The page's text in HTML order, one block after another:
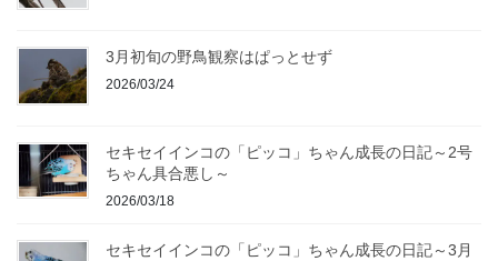
3月初旬の野鳥観察はぱっとせず
2026/03/24
セキセイインコの「ピッコ」ちゃん成長の日記～2号
ちゃん具合悪し～
2026/03/18
セキセイインコの「ピッコ」ちゃん成長の日記～3月